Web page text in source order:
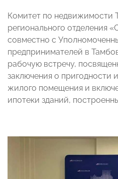
Комитет по недвижимости
регионального
совместно с
предпринимателей в
рабочую встречу,
заключения о пригодности
жилого помещения и
ипотеки зданий,